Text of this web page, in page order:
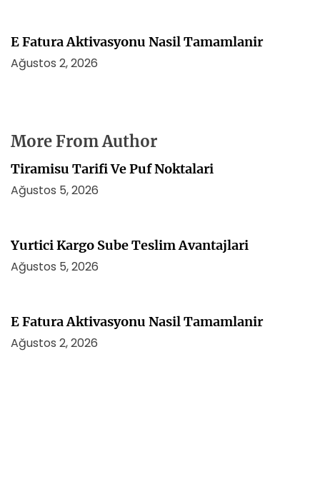
E Fatura Aktivasyonu Nasil Tamamlanir
Ağustos 2, 2026
More From Author
Tiramisu Tarifi Ve Puf Noktalari
Ağustos 5, 2026
Yurtici Kargo Sube Teslim Avantajlari
Ağustos 5, 2026
E Fatura Aktivasyonu Nasil Tamamlanir
Ağustos 2, 2026